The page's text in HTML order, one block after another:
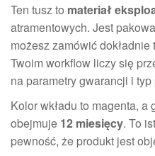
Ten tusz to materiał
atramentowych. Jest
możesz zamówić
Twoim workflow liczy się
na parametry gwarancji i typ
Kolor wkładu to magenta,
obejmuje 12 miesięcy. To
pewność, że produkt jest